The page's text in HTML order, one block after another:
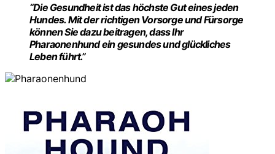
“Die Gesundheit ist das höchste Gut eines jeden
Hundes. Mit der richtigen Vorsorge und Fürsorge
können Sie dazu beitragen, dass Ihr
Pharaonenhund ein gesundes und glückliches
Leben führt.”